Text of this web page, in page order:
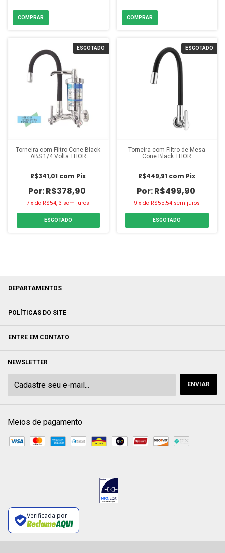
ESGOTADO
Torneira com Filtro Cone Black
ABS 1/4 Volta THOR
R$378,90
R$341,01 com Pix
7 xde R$54,13 sem juros
ESGOTADO
ESGOTADO
Torneira com Filtro de Mesa
Cone Black THOR
R$499,90
R$449,91 com Pix
9 xde R$55,54 sem juros
ESGOTADO
DEPARTAMENTOS
POLÍTICAS DO SITE
ENTRE EM CONTATO
NEWSLETTER
Meios de pagamento
Verificada por